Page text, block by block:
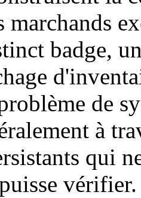
marchands
badge,
de
à
qui
vérifier.